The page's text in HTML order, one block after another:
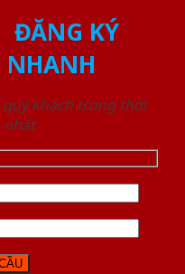
ĐĂNG KÝ
NHANH
quý khách trong thời
nhất